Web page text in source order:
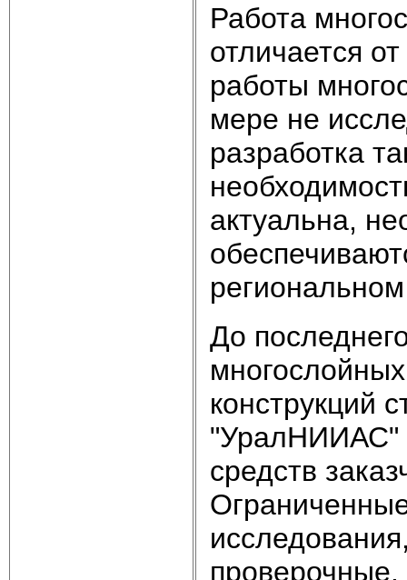
Работа
отличается
работы
мере не
разработка
актуальна,
До
конструкций
"УралНИИАС"
средств